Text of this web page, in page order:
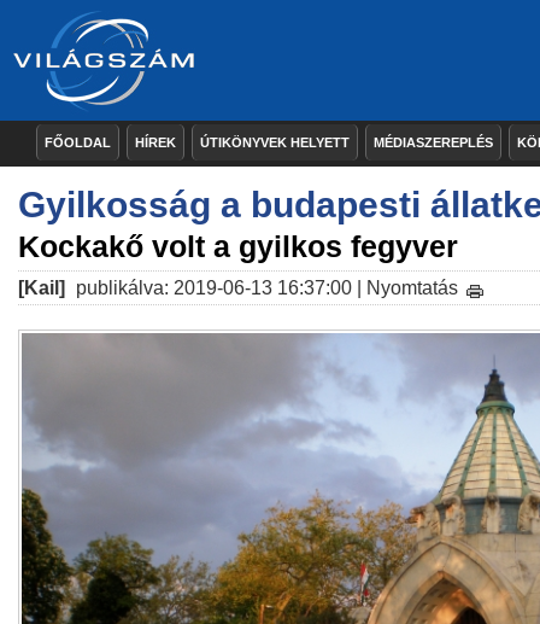
FŐOLDAL HÍREK ÚTIKÖNYVEK HELYETT MÉDIASZEREPLÉS
Gyilkosság a budapesti
Kockakő volt a gyilkos fegyver
[Kail] publikálva: 2019-06-13 16:37:00 | Nyomtatás